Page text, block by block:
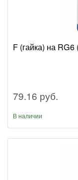
F (гайка) на
79.16 руб.
В наличии